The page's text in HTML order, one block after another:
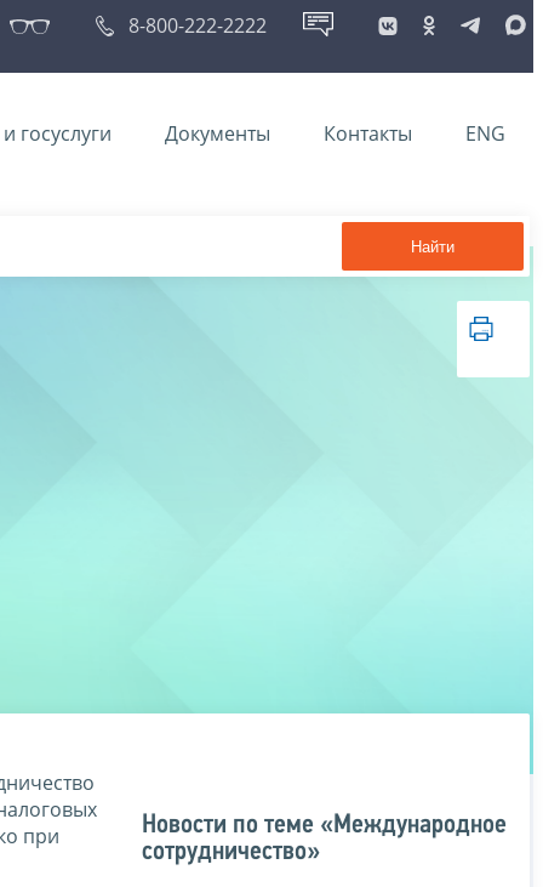
8-800-222-2222
госуслуги Документы Контакты ENG
Найти
при
Новости по теме «Международное
сотрудничество»